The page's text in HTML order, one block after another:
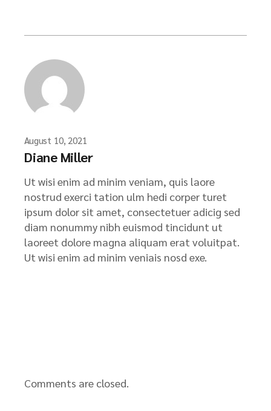
August 10, 2021
Diane Miller
Ut wisi enim ad minim veniam, quis laore
nostrud exerci tation ulm hedi corper turet
ipsum dolor sit amet, consectetuer adicig sed
diam nonummy nibh euismod tincidunt ut
laoreet dolore magna aliquam erat voluitpat.
Ut wisi enim ad minim veniais nosd exe.
Comments are closed.